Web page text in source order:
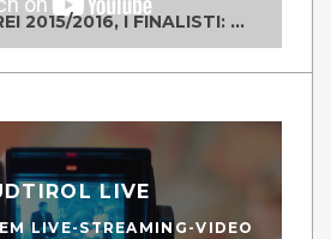
UNO TWO DREI 2015/2016, I FINALISTI: CLASSE IV ALS ISTITUTO "DEGASPERI" BORGO VALSUGANA
LIVE
LIVE-STREAMING-VIDEO